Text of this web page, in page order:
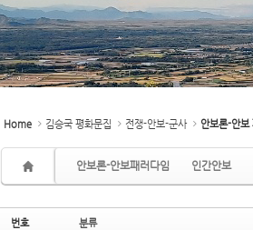
Home 김승국 평화문집 전쟁-안보-군사 안보론-안보
안보론-안보패러다임 인간안보
번호 분류